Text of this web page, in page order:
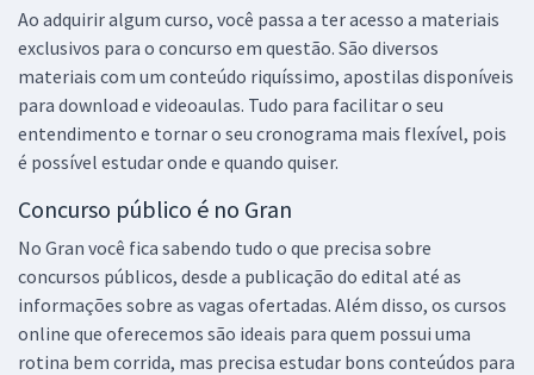
Ao adquirir algum curso, você passa a ter acesso a materiais
exclusivos para o concurso em questão. São diversos
materiais com um conteúdo riquíssimo, apostilas disponíveis
para download e videoaulas. Tudo para facilitar o seu
entendimento e tornar o seu cronograma mais flexível, pois
é possível estudar onde e quando quiser.
Concurso público é no Gran
No Gran você fica sabendo tudo o que precisa sobre
concursos públicos, desde a publicação do edital até as
informações sobre as vagas ofertadas. Além disso, os cursos
online que oferecemos são ideais para quem possui uma
rotina bem corrida, mas precisa estudar bons conteúdos para